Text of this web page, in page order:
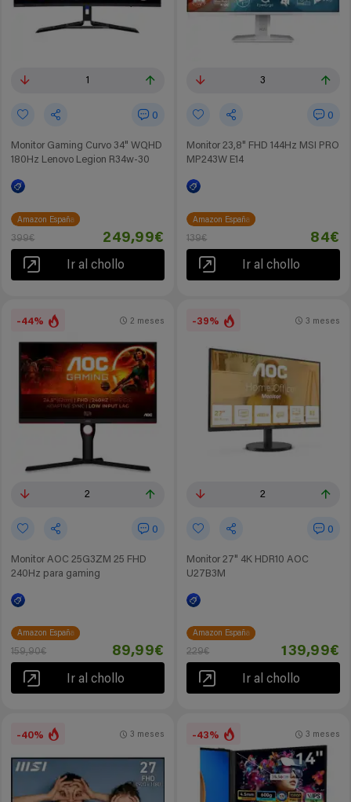
1
0
Monitor Gaming Curvo 34" WQHD
180Hz Lenovo Legion R34w-30
Amazon España
399€ 249,99€
Ir al chollo
3
0
Monitor 23,8" FHD 144Hz MSI PRO
MP243W E14
Amazon España
139€ 84€
Ir al chollo
-44%
2
0
Monitor AOC 25G3ZM 25 FHD
240Hz para gaming
2 meses
Amazon España
159,90€ 89,99€
Ir al chollo
-39%
2
0
Monitor 27" 4K HDR10 AOC
U27B3M
3 meses
Amazon España
229€ 139,99€
Ir al chollo
-40% 3 meses -43% 3 meses